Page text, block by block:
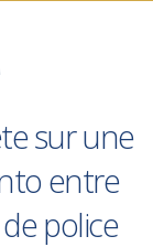
sur une
entre
police